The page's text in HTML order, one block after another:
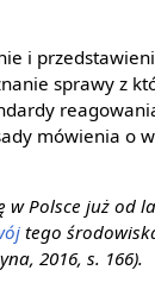
i
sprawy z
mówienia o
w Polsce już od
tego
2016, s. 166).